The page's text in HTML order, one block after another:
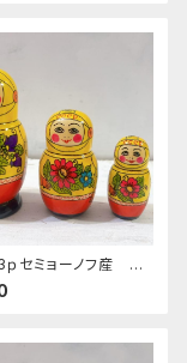
セミョーノフ産 タ
リョーシカ 「アス
フラワー ９」 12ｃ